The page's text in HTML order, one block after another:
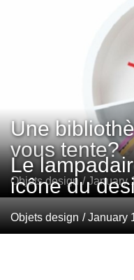
Une
vous tente?
Objets design / January
Le
icône du
Objets design / January